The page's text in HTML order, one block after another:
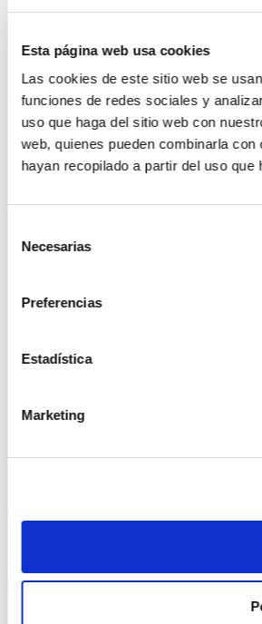
Esta página web usa cookies
Las cookies de este sitio web se
funciones de redes sociales y
uso que haga del sitio web con
web, quienes pueden combinarla
hayan recopilado a partir del uso
Necesarias
Preferencias
Estadística
Marketing
OMEGA PHARMA
- +